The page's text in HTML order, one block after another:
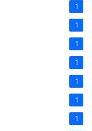
1
1
1
1
1
1
1